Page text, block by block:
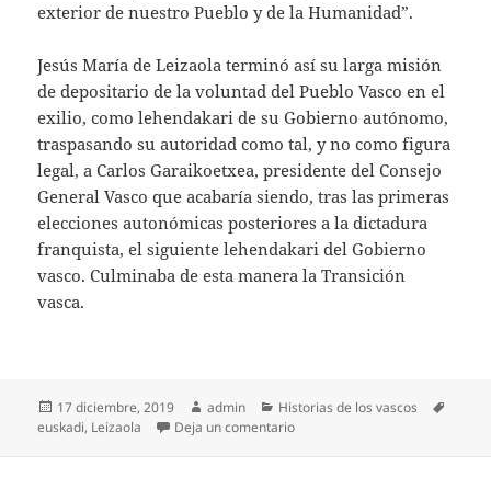
exterior de nuestro Pueblo y de la Humanidad”.
Jesús María de Leizaola terminó así su larga misión
de depositario de la voluntad del Pueblo Vasco en el
exilio, como lehendakari de su Gobierno autónomo,
traspasando su autoridad como tal, y no como figura
legal, a Carlos Garaikoetxea, presidente del Consejo
General Vasco que acabaría siendo, tras las primeras
elecciones autonómicas posteriores a la dictadura
franquista, el siguiente lehendakari del Gobierno
vasco. Culminaba de esta manera la Transición
vasca.
Publicado
el
17 diciembre, 2019 Autor
admin Categorías
Historias de los vascos
euskadi, Leizaola Deja un comentarioen El regreso de Leizaola, la